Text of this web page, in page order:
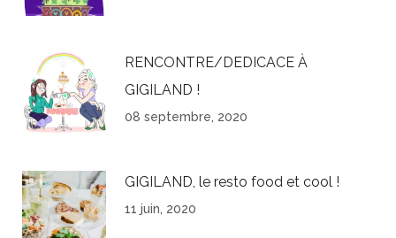
RENCONTRE/DEDICACE À
GIGILAND !
08 septembre, 2020
GIGILAND, le resto food et cool !
11 juin, 2020